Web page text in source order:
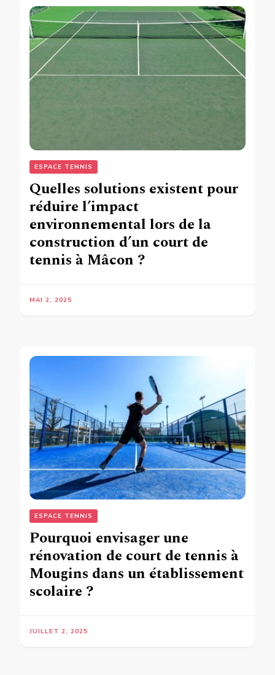
ESPACE TENNIS
Quelles solutions existent pour
réduire l’impact
environnemental lors de la
construction d’un court de
tennis à Mâcon ?
MAI 2, 2025
ESPACE TENNIS
Pourquoi envisager une
rénovation de court de tennis à
Mougins dans un établissement
scolaire ?
JUILLET 2, 2025